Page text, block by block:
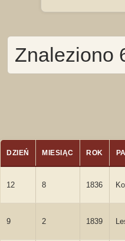
Znaleziono
DZIEŃ MIESIĄC ROK
12 8 1836
9 2 1839